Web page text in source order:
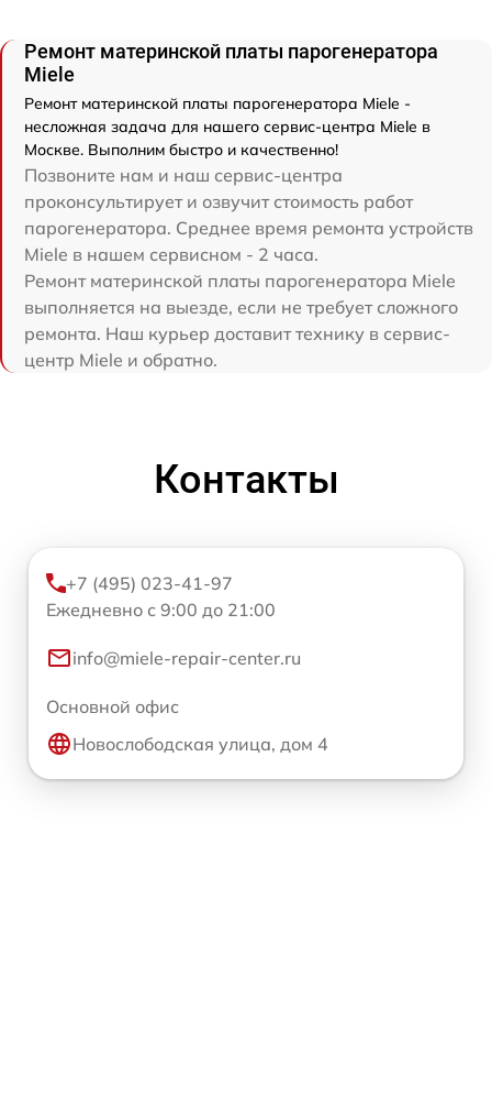
Ремонт материнской платы парогенератора
Miele
Ремонт материнской платы парогенератора Miele -
несложная задача для нашего сервис-центра Miele в
Москве. Выполним быстро и качественно!
Позвоните нам и наш сервис-центра
проконсультирует и озвучит стоимость работ
парогенератора. Среднее время ремонта устройств
Miele в нашем сервисном - 2 часа.
Ремонт материнской платы парогенератора Miele
выполняется на выезде, если не требует сложного
ремонта. Наш курьер доставит технику в сервис-
центр Miele и обратно.
Контакты
+7 (495) 023-41-97
Ежедневно с 9:00 до 21:00
info@miele-repair-center.ru
Основной офис
Новослободская улица, дом 4